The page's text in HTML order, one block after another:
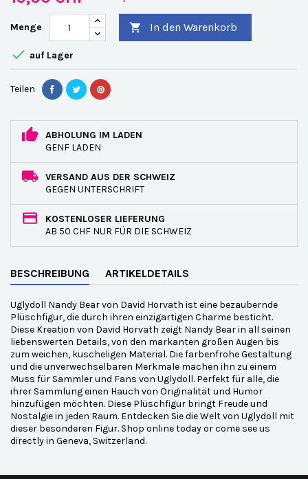
Menge  In den Warenkorb
 auf Lager
Teilen
ABHOLUNG IM LADEN
GENF LADEN
VERSAND AUS DER SCHWEIZ
GEGEN UNTERSCHRIFT
KOSTENLOSER LIEFERUNG
AB 50 CHF NUR FÜR DIE SCHWEIZ
BESCHREIBUNG ARTIKELDETAILS
Uglydoll Nandy Bear von David Horvath ist eine bezaubernde
Plüschfigur, die durch ihren einzigartigen Charme besticht.
Diese Kreation von David Horvath zeigt Nandy Bear in all seinen
liebenswerten Details, von den markanten großen Augen bis
zum weichen, kuscheligen Material. Die farbenfrohe Gestaltung
und die unverwechselbaren Merkmale machen ihn zu einem
Muss für Sammler und Fans von Uglydoll. Perfekt für alle, die
ihrer Sammlung einen Hauch von Originalität und Humor
hinzufügen möchten. Diese Plüschfigur bringt Freude und
Nostalgie in jeden Raum. Entdecken Sie die Welt von Uglydoll mit
dieser besonderen Figur. Shop online today or come see us
directly in Geneva, Switzerland.